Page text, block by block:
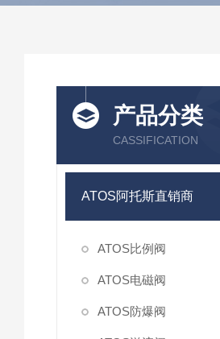
产品分类
CASSIFICATION
ATOS阿托斯直销商
ATOS比例阀
ATOS电磁阀
ATOS防爆阀